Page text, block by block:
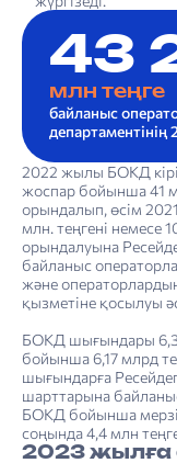
43
млн теңге
байланыс
департаментінің
2022 жылы БОКД
жоспар бойынша 41
орындалып, өсім
млн. теңгені
орындалуына
байланыс
және
қызметіне қосылуы
БОКД шығындары
бойынша 6,17 млрд
шығындарға
шарттарына
БОКД бойынша
соңында 4,4 млн
2023 жылға